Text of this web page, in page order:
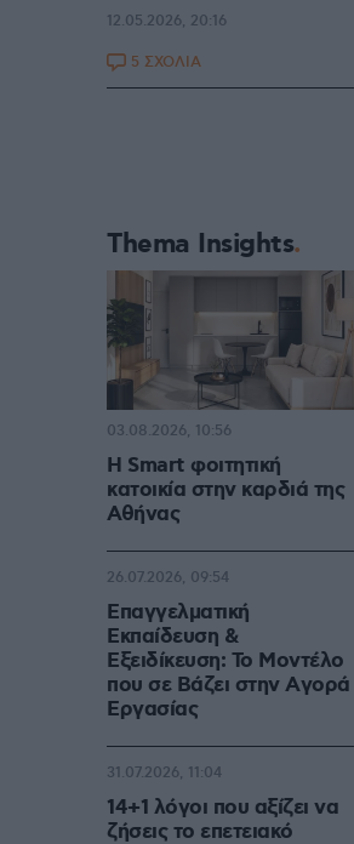
12.05.2026, 20:16
5 ΣΧΟΛΙΑ
Thema Insights
Η Smart φοιτητική
κατοικία στην καρδιά της
Αθήνας
03.08.2026, 10:56
Επαγγελματική
Εκπαίδευση &
Εξειδίκευση: Το Mοντέλο
που σε Bάζει στην Aγορά
Eργασίας
26.07.2026, 09:54
14+1 λόγοι που αξίζει να
ζήσεις το επετειακό
31.07.2026, 11:04